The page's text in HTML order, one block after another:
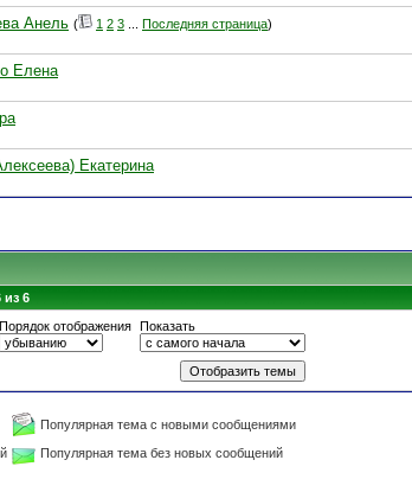
Анель ( 1 2 3 Последняя страница)
Елена
Екатерина
из 6
Порядок отображения Показать
Популярная тема с новыми сообщениями
Популярная тема без новых сообщений